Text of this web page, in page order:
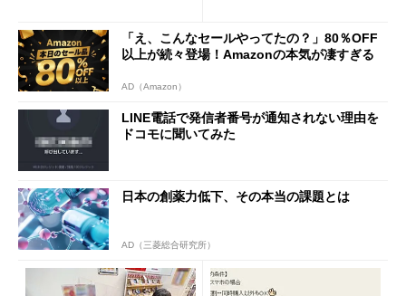
「え、こんなセールやってたの？」80％OFF
以上が続々登場！Amazonの本気が凄すぎる
AD（Amazon）
LINE電話で発信者番号が通知されない理由を
ドコモに聞いてみた
日本の創薬力低下、その本当の課題とは
AD（三菱総合研究所）